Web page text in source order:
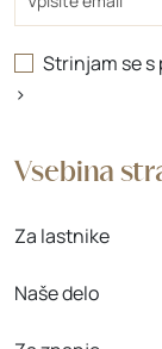
Vsebina
Za lastnike
Naše delo
Strinjam se s
>